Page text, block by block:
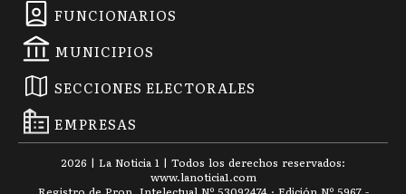
FUNCIONARIOS
MUNICIPIOS
SECCIONES ELECTORALES
EMPRESAS
2026 | La Noticia 1 | Todos los derechos reservados:
www.lanoticia1.com